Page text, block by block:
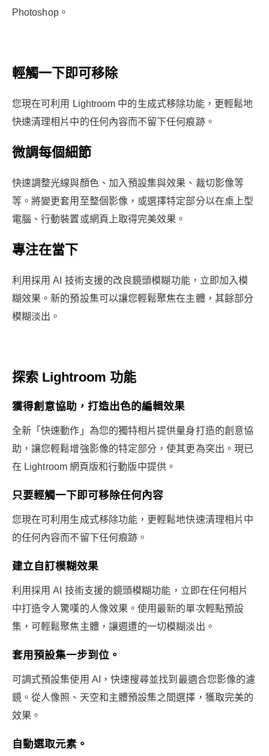
Photoshop。
輕觸一下即可移除
您現在可利用 Lightroom 中的生成式移除功能，更輕鬆地
快速清理相片中的任何內容而不留下任何痕跡。
微調每個細節
快速調整光線與顏色、加入預設集與效果、裁切影像等
等。將變更套用至整個影像，或選擇特定部分以在桌上型
電腦、行動裝置或網頁上取得完美效果。
專注在當下
利用採用 AI 技術支援的改良鏡頭模糊功能，立即加入模
糊效果。新的預設集可以讓您輕鬆聚焦在主體，其餘部分
模糊淡出。
探索 Lightroom 功能
獲得創意協助，打造出色的編輯效果
全新「快速動作」為您的獨特相片提供量身打造的創意協
助，讓您輕鬆增強影像的特定部分，使其更為突出。現已
在 Lightroom 網頁版和行動版中提供。
只要輕觸一下即可移除任何內容
您現在可利用生成式移除功能，更輕鬆地快速清理相片中
的任何內容而不留下任何痕跡。
建立自訂模糊效果
利用採用 AI 技術支援的鏡頭模糊功能，立即在任何相片
中打造令人驚嘆的人像效果。使用最新的單次輕點預設
集，可輕鬆聚焦主體，讓週遭的一切模糊淡出。
套用預設集一步到位。
可調式預設集使用 AI，快速搜尋並找到最適合您影像的濾
鏡。從人像照、天空和主體預設集之間選擇，獲取完美的
效果。
自動選取元素。